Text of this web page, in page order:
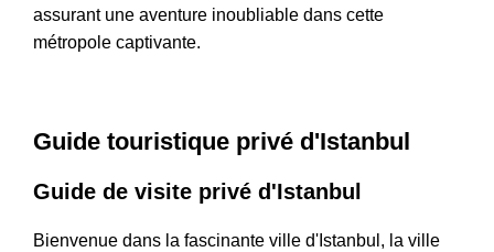
assurant une aventure inoubliable dans cette
métropole captivante.
Guide touristique privé d'Istanbul
Guide de visite privé d'Istanbul
Bienvenue dans la fascinante ville d'Istanbul, la ville